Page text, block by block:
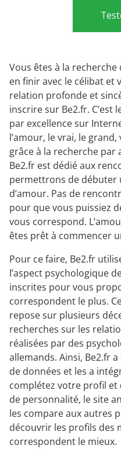
Vous êtes à la recherche
en finir avec le célibat et
relation profonde et
inscrire sur Be2.fr. C’est
par excellence sur
l’amour, le vrai, le
grâce à la recherche
Be2.fr est dédié aux
permettrons de débuter
d’amour. Pas de
pour que vous puissiez
vous correspond.
êtes prêt à commencer
Pour ce faire, Be2.fr
l’aspect psychologique
inscrites pour vous
correspondent le plus.
repose sur plusieurs
recherches sur les
réalisées par des
allemands. Ainsi, Be2.fr
de données et les a
complétez votre profil et
de personnalité, le site
les compare aux autres
découvrir les profils des
correspondent le mieux.